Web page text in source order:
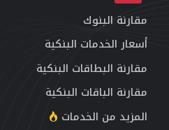
مقارنة البنوك
أسعار الخدمات البنكية
مقارنة البطاقات البنكية
مقارنة الباقات البنكية
المزيد من الخدمات